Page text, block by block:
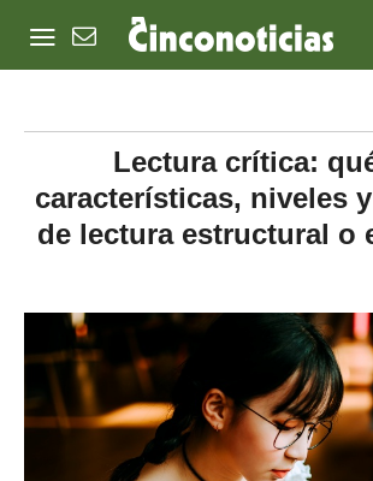
Lectura crítica:
características, niveles
de lectura estructural o